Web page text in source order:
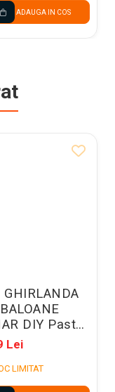
ADAUGA IN COS
GHIRLANDA
DIY Pastel
65/set
Lei
LIMITAT